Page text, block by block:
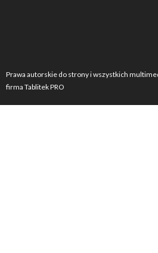
Prawa autorskie do strony i wszystkich
firma Tablitek PRO